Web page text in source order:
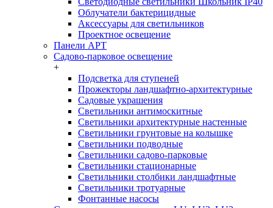
Облучатели бактерицидные
Аксессуары для светильников
Проектное освещение
Панели АРТ
Садово-парковое освещение
+
Подсветка для ступеней
Прожекторы ландшафтно-архитектурные
Садовые украшения
Светильники антимоскитные
Светильники архитектурные настенные
Светильники грунтовые на колышке
Светильники подводные
Светильники садово-парковые
Светильники стационарные
Светильники столбики ландшафтные
Светильники тротуарные
Фонтанные насосы